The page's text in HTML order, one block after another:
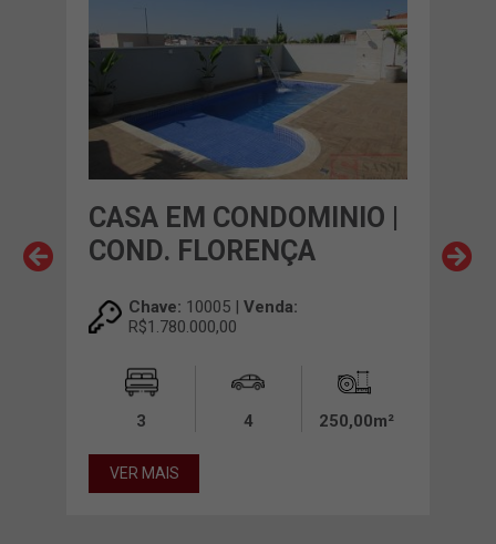
CASA EM CONDOMINIO |
COND. FLORENÇA
Chave: 10005 | Venda:
R$1.780.000,00
3 4 250,00m²
VER MAIS